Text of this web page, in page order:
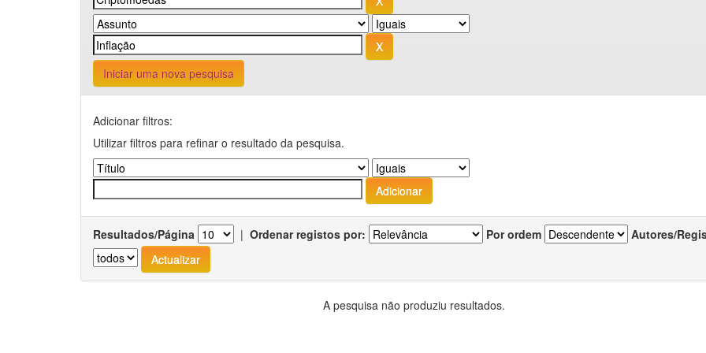
Iniciar uma nova pesquisa
Adicionar filtros:
Utilizar filtros para refinar o resultado da pesquisa.
Resultados/Página | Ordenar registos por: Por ordem Autores/
A pesquisa não produziu resultados.